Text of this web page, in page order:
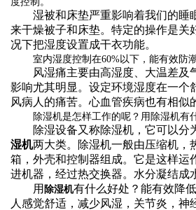
湿被和床垫严重影响着我们的睡
来干燥被子和床垫。特定的操作是关
况下把湿度设置成干衣功能。
室内湿度控制在60%以下，能有效防
风湿痛主要由高湿度、大温差及
影响尤其明显。设定环境湿度在一个
风病人的痛苦。心血管疾病也有相似
除湿机是怎样工作的呢？用除湿机有
除湿设备又称除湿机，它可以分
湿机两大类。除湿机一般由压缩机，
箱，外壳和控制器组成。它是这样运
进机器，经过热交换器。水分凝结成
用 除湿机有什么好处？能有效降
人感觉舒适，减少风湿，关节炎，神